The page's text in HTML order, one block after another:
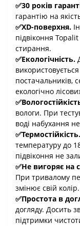
✅30 років
гарантію на
✅XD-поверхня.
підвіконня
стирання.
✅Екологічність.
постачальників,
екологічно
вологи. При
воді набухання
✅Термостійкість.
температуру до
підвіконня не
✅Не вигоряє на
При тривалому
змінює свій колір.
✅Простота в
догляду. Досить
підтримки